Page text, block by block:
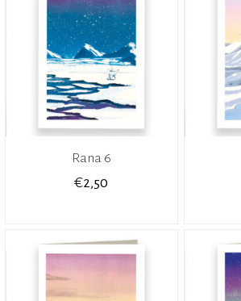
Rana 6
€2,50